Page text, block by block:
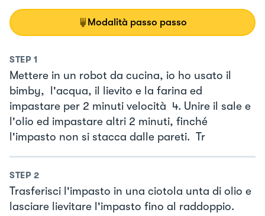
Modalità passo passo
STEP 1
Mettere in un robot da cucina, io ho usato il
bimby, l'acqua, il lievito e la farina ed
impastare per 2 minuti velocità 4. Unire il sale e
l'olio ed impastare altri 2 minuti, finché
l'impasto non si stacca dalle pareti. Tr
STEP 2
Trasferisci l'impasto in una ciotola unta di olio e
lasciare lievitare l'impasto fino al raddoppio.